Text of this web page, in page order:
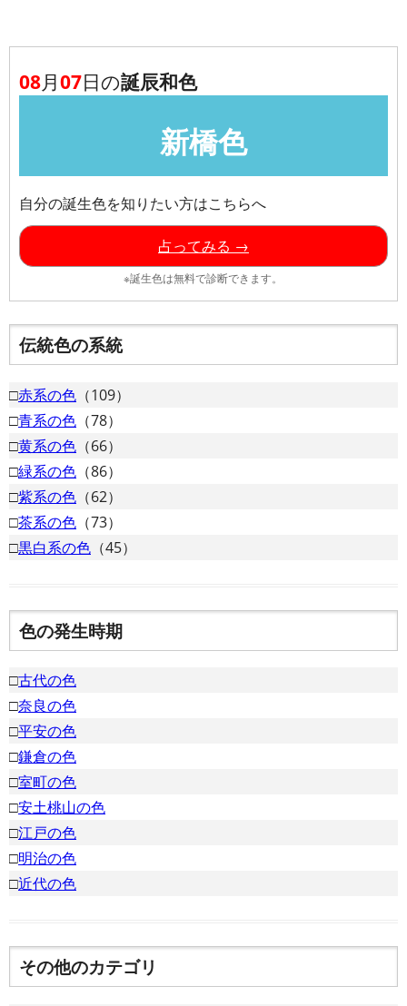
08月07日の誕辰和色
新橋色
自分の誕生色を知りたい方はこちらへ
占ってみる →
※誕生色は無料で診断できます。
伝統色の系統
□赤系の色 （109）
□青系の色 （78）
□黄系の色 （66）
□緑系の色 （86）
□紫系の色 （62）
□茶系の色 （73）
□黒白系の色 （45）
色の発生時期
□古代の色
□奈良の色
□平安の色
□鎌倉の色
□室町の色
□安土桃山の色
□江戸の色
□明治の色
□近代の色
その他のカテゴリ